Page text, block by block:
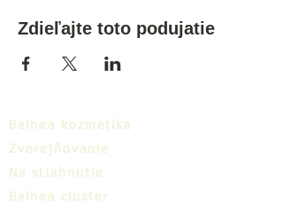
Zdieľajte toto podujatie
Balnea kozmetika
Zverejňovanie
Na stiahnutie
Balnea cluster